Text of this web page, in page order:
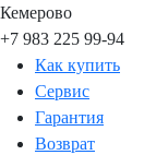
Кемерово
+7 983 225 99-94
Как купить
Сервис
Гарантия
Возврат